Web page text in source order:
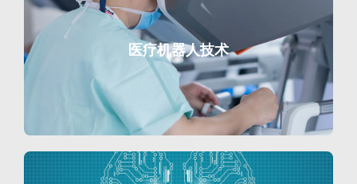
医疗机器人技术